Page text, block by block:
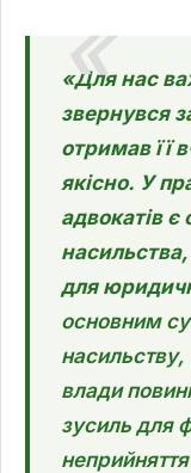
«Для нас
звернувся
отримав її
якісно. У
адвокатів
для
основним
влади
зусиль для